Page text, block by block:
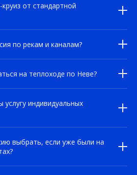
от стандартной
по рекам и каналам?
на теплоходе по Неве?
индивидуальных
выбрать, если уже были на